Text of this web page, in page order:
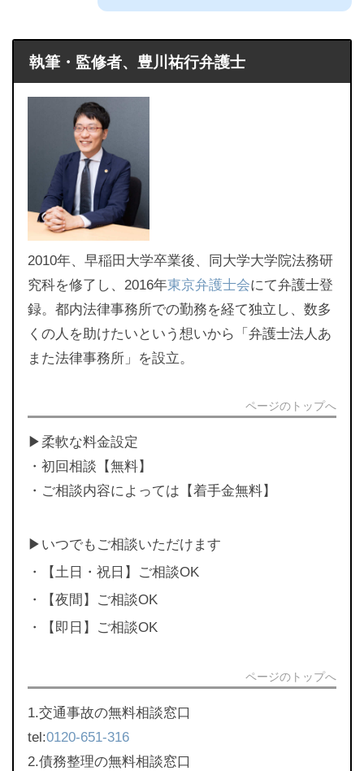
執筆・監修者、豊川祐行弁護士
2010年、早稲田大学卒業後、同大学大学院法務研
究科を修了し、2016年東京弁護士会にて弁護士登
録。都内法律事務所での勤務を経て独立し、数多
くの人を助けたいという想いから「弁護士法人あ
また法律事務所」を設立。
ページのトップへ
▶︎柔軟な料金設定
・初回相談【無料】
・ご相談内容によっては【着手金無料】
▶︎いつでもご相談いただけます
・【土日・祝日】ご相談OK
・【夜間】ご相談OK
・【即日】ご相談OK
ページのトップへ
1.交通事故の無料相談窓口
tel:0120-651-316
2.債務整理の無料相談窓口